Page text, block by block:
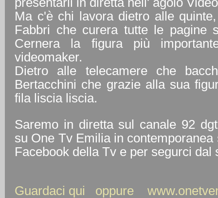
Ma c'è chi lavora dietro alle
Fabbri che curera tutte le pagine
Cernera la figura più
videomaker.
Dietro alle telecamere che
Bertacchini che grazie alla sua
fila liscia liscia.
Saremo in diretta sul canale 92
su One Tv Emilia in
Facebook della Tv e per segurci dal
Guardaci qui oppure